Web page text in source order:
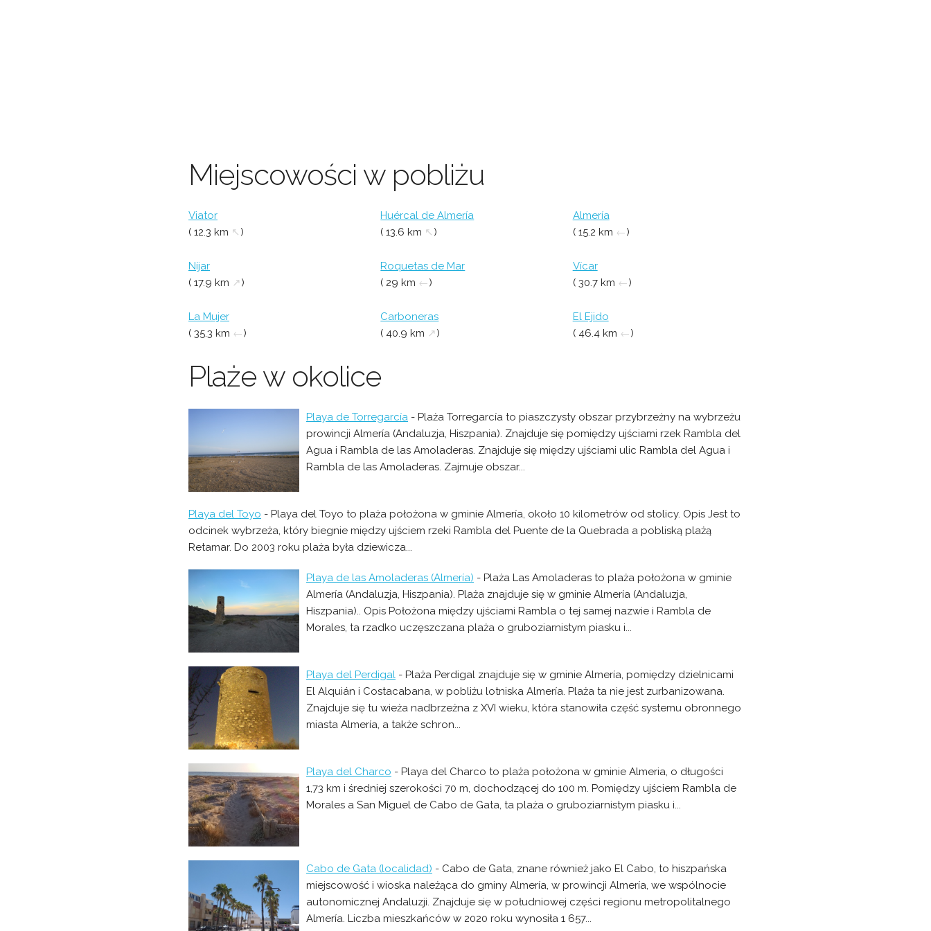
Miejscowości w pobliżu
Viator
( 12.3 km ↖ )
Níjar
( 17.9 km ↗)
La Mujer
( 35.3 km ←)
Huércal de Almería
( 13.6 km ↖ )
Roquetas de Mar
( 29 km ←)
Carboneras
( 40.9 km ↗)
Almería
( 15.2 km ←)
Vícar
( 30.7 km ←)
El Ejido
( 46.4 km ←)
Plaże w okolice
Playa de Torregarcía - Plaża Torregarcía to piaszczysty obszar przybrzeżny na wybrzeżu
prowincji Almería (Andaluzja, Hiszpania). Znajduje się pomiędzy ujściami rzek Rambla del
Agua i Rambla de las Amoladeras. Znajduje się między ujściami ulic Rambla del Agua i
Rambla de las Amoladeras. Zajmuje obszar...
Playa del Toyo - Playa del Toyo to plaża położona w gminie Almería, około 10 kilometrów od stolicy. Opis Jest to
odcinek wybrzeża, który biegnie między ujściem rzeki Rambla del Puente de la Quebrada a pobliską plażą
Retamar. Do 2003 roku plaża była dziewicza...
Playa de las Amoladeras (Almería) - Plaża Las Amoladeras to plaża położona w gminie
Almería (Andaluzja, Hiszpania). Plaża znajduje się w gminie Almería (Andaluzja,
Hiszpania).. Opis Położona między ujściami Rambla o tej samej nazwie i Rambla de
Morales, ta rzadko uczęszczana plaża o gruboziarnistym piasku i...
Playa del Perdigal - Plaża Perdigal znajduje się w gminie Almería, pomiędzy dzielnicami
El Alquián i Costacabana, w pobliżu lotniska Almería. Plaża ta nie jest zurbanizowana.
Znajduje się tu wieża nadbrzeżna z XVI wieku, która stanowiła część systemu obronnego
miasta Almería, a także schron...
Playa del Charco - Playa del Charco to plaża położona w gminie Almeria, o długości
1,73 km i średniej szerokości 70 m, dochodzącej do 100 m. Pomiędzy ujściem Rambla de
Morales a San Miguel de Cabo de Gata, ta plaża o gruboziarnistym piasku i...
Cabo de Gata (localidad) - Cabo de Gata, znane również jako El Cabo, to hiszpańska
miejscowość i wioska należąca do gminy Almería, w prowincji Almería, we wspólnocie
autonomicznej Andaluzji. Znajduje się w południowej części regionu metropolitalnego
Almería. Liczba mieszkańców w 2020 roku wynosiła 1 657...